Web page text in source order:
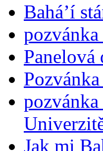
Bahá’í
Jak mi